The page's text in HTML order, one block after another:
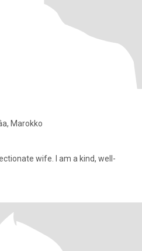
Marokko
wife. I am a kind, well-